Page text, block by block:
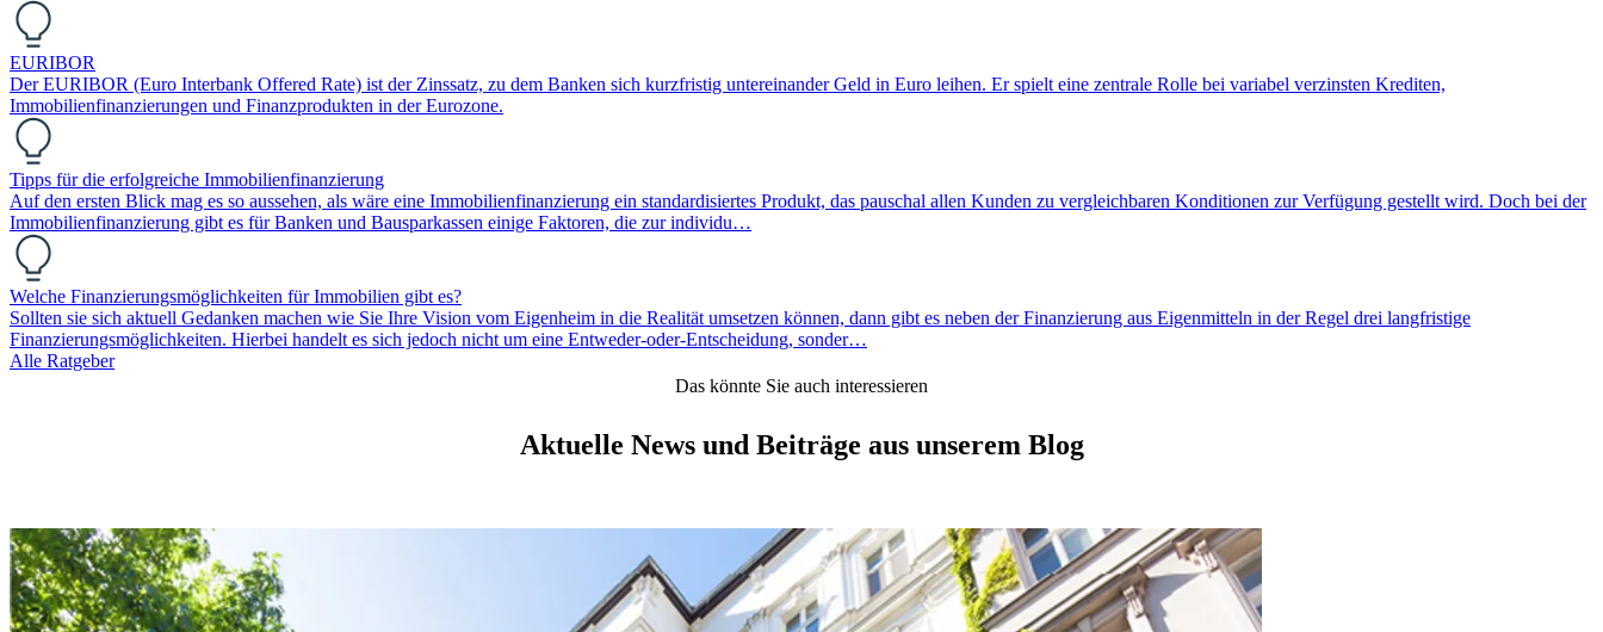
EURIBOR
Der EURIBOR (Euro Interbank Offered Rate) ist der Zinssatz, zu dem Banken sich kurzfristig untereinander Geld in Euro leihen. Er spielt eine zentrale Rolle bei variabel verzinsten Krediten,
Immobilienfinanzierungen und Finanzprodukten in der Eurozone.
Tipps für die erfolgreiche Immobilienfinanzierung
Auf den ersten Blick mag es so aussehen, als wäre eine Immobilienfinanzierung ein standardisiertes Produkt, das pauschal allen Kunden zu vergleichbaren Konditionen zur Verfügung gestellt wird. Doch bei der
Immobilienfinanzierung gibt es für Banken und Bausparkassen einige Faktoren, die zur individu…
Welche Finanzierungsmöglichkeiten für Immobilien gibt es?
Sollten sie sich aktuell Gedanken machen wie Sie Ihre Vision vom Eigenheim in die Realität umsetzen können, dann gibt es neben der Finanzierung aus Eigenmitteln in der Regel drei langfristige
Finanzierungsmöglichkeiten. Hierbei handelt es sich jedoch nicht um eine Entweder-oder-Entscheidung, sonder…
Alle Ratgeber
Das könnte Sie auch interessieren
Aktuelle News und Beiträge aus unserem Blog